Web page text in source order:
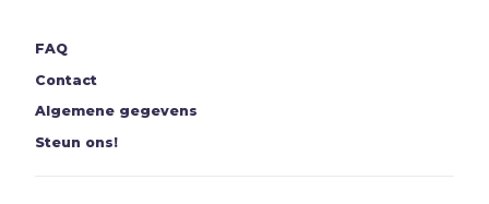
R
Relatie
Religie
S
Schepping
FAQ
Contact
Algemene gegevens
Steun ons!